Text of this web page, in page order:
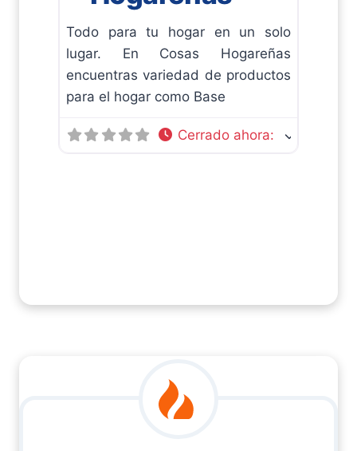
Todo para tu hogar en un solo
lugar. En Cosas Hogareñas
encuentras variedad de productos
para el hogar como Base
Cerrado ahora: